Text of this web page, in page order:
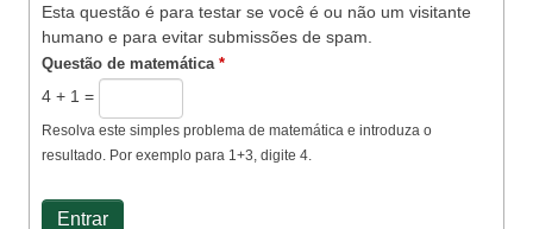
Esta questão é para testar se você é ou não um visitante
humano e para evitar submissões de spam.
Questão de matemática *
4 + 1 =
Resolva este simples problema de matemática e introduza o
resultado. Por exemplo para 1+3, digite 4.